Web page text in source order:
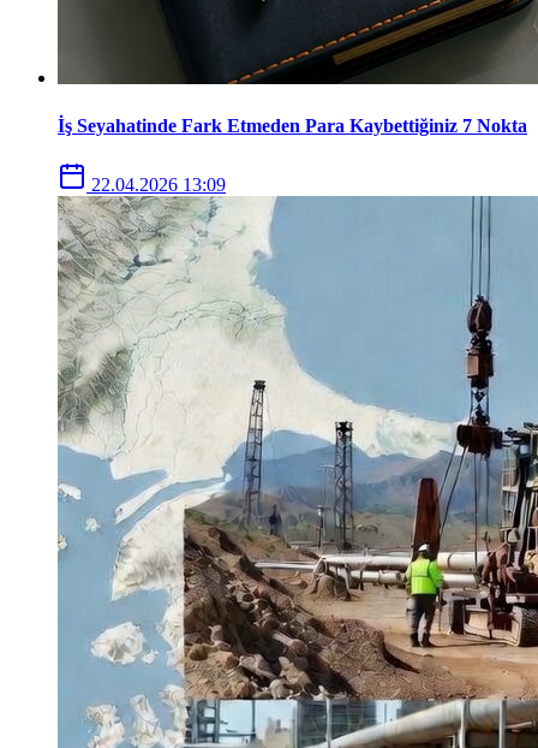
İş Seyahatinde Fark Etmeden Para Kaybettiğiniz 7 Nokta
22.04.2026 13:09